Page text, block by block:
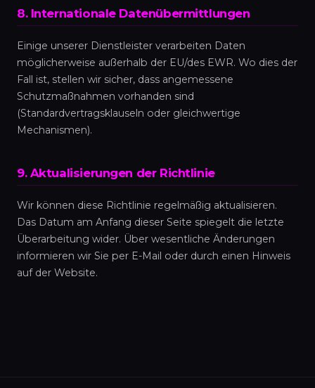
8. Internationale Datenübermittlungen
Einige unserer Dienstleister verarbeiten Daten
möglicherweise außerhalb der EU/des EWR. Wo dies der
Fall ist, stellen wir sicher, dass angemessene
Schutzmaßnahmen vorhanden sind
(Standardvertragsklauseln oder gleichwertige
Mechanismen).
9. Aktualisierungen der Richtlinie
Wir können diese Richtlinie regelmäßig aktualisieren.
Das Datum am Anfang dieser Seite spiegelt die letzte
Überarbeitung wider. Über wesentliche Änderungen
informieren wir Sie per E-Mail oder durch einen Hinweis
auf der Website.